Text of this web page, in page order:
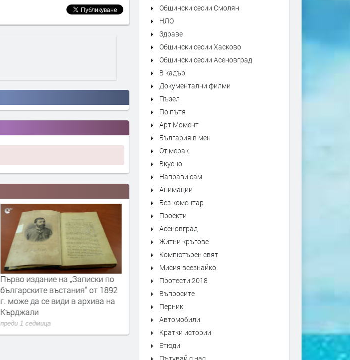
Първо издание на „Записки по
българските въстания“ от 1892
г. може да се види в архива на
Кърджали
преди 1 седмица
Оставиха в ареста тримата
мъже, обвинени в побой над
спасител. Роднините им
окупираха съда
преди 1 седмица
Общински сесии Смолян
НЛО
Здраве
Общински сесии Хасково
Общински сесии Асеновград
В кадър
Документални филми
Пъзел
По пътя
Арт Момент
България в мен
От мерак
Вкусно
Направи сам
Анимации
Без коментар
Проекти
Асеновград
Житни кръгове
Компютърен свят
Мисия всезнайко
Протести 2018
Въпросите
Перник
Автомобили
Кратки истории
Етюди